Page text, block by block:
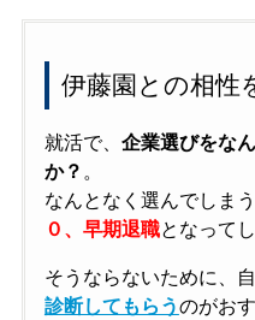
伊藤園との相性
就活で、 企業選びをな
か？ 。
なんとなく選んでしま
０、早期退職となって
そうならないために、
診断してもらうのがお